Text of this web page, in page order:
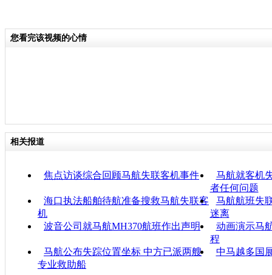
您看完该视频的心情
相关报道
焦点访谈综合回顾马航失联客机事件
马航就客机
者任何问题
海口执法船舶待航准备搜救马航失联客
机
马航航班失
迷离
波音公司就马航MH370航班作出声明
动画演示马
程
马航公布失踪位置坐标 中方已派两艘
专业救助船
中马越多国